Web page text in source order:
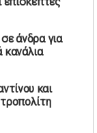
άνδρα για
κανάλια
και